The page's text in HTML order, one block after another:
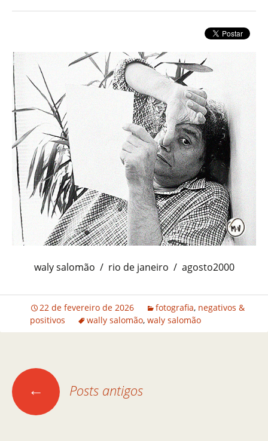
waly salomão / rio de janeiro / agosto2000
22 de fevereiro de 2026 fotografia, negativos &
positivos
wally salomão, waly salomão
Navegação por posts
← Posts antigos